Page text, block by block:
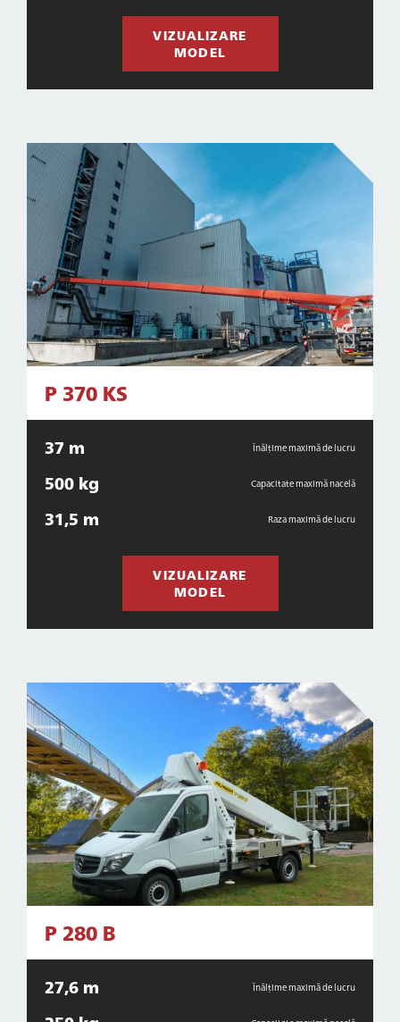
VIZUALIZARE
MODEL
P 370 KS
37 m Înălțime maximă de lucru
500 kg Capacitate maximă nacelă
31,5 m Raza maximă de lucru
VIZUALIZARE
MODEL
P 280 B
27,6 m Înălțime maximă de lucru